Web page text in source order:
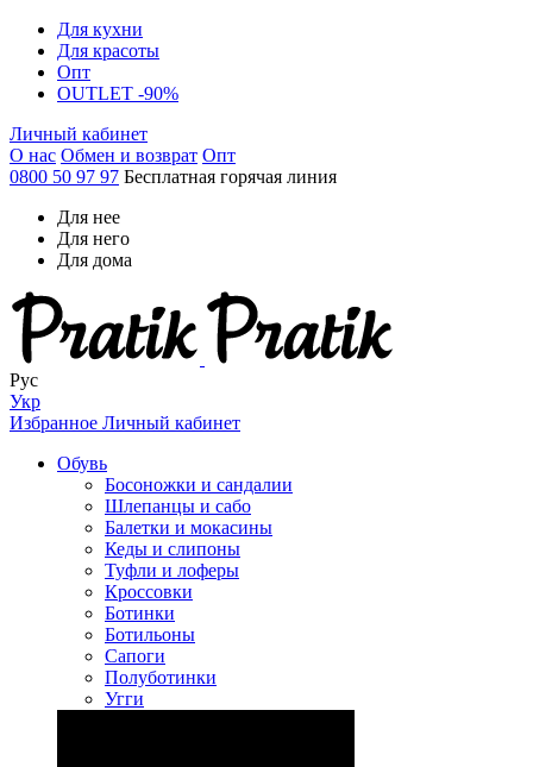
Для кухни
Для красоты
Опт
OUTLET -90%
Личный кабинет
О нас Обмен и возврат Опт
0800 50 97 97 Бесплатная горячая линия
Для нее
Для него
Для дома
Рус
Укр
Избранное Личный кабинет
Обувь
Босоножки и сандалии
Шлепанцы и сабо
Балетки и мокасины
Кеды и слипоны
Туфли и лоферы
Кроссовки
Ботинки
Ботильоны
Сапоги
Полуботинки
Угги